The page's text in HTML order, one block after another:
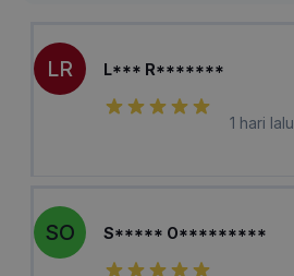
LR L*** R*******
1 hari lalu
SO S***** O*********